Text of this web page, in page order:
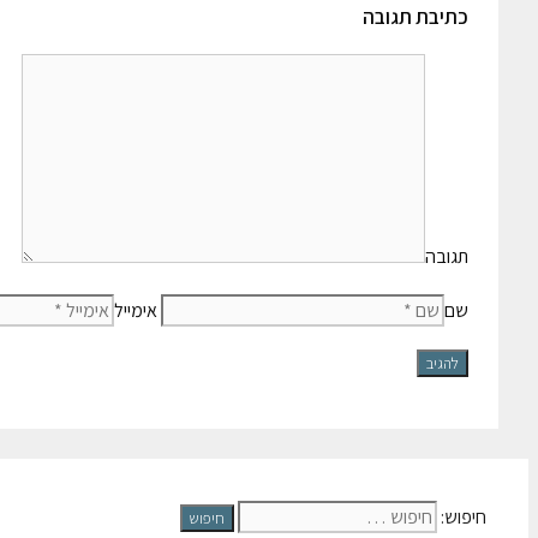
כתיבת תגובה
תגובה
שם אימייל
חיפוש: